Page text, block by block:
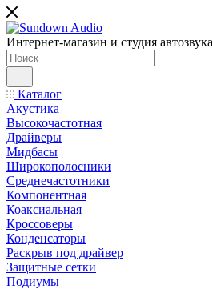
Интернет-магазин и студия автозвука
Каталог
Акустика
Высокочастотная
Драйверы
Мидбасы
Широкополосники
Среднечастотники
Компонентная
Коаксиальная
Кроссоверы
Конденсаторы
Раскрыв под драйвер
Защитные сетки
Подиумы